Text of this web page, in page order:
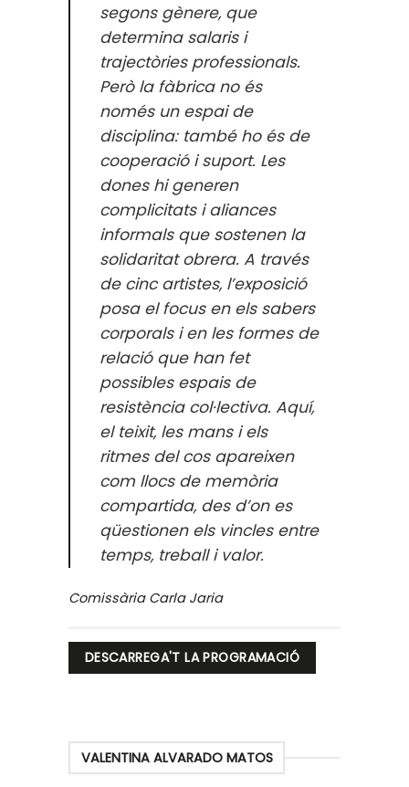
segons gènere, que
determina salaris i
trajectòries professionals.
Però la fàbrica no és
només un espai de
disciplina: també ho és de
cooperació i suport. Les
dones hi generen
complicitats i aliances
informals que sostenen la
solidaritat obrera. A través
de cinc artistes, l’exposició
posa el focus en els sabers
corporals i en les formes de
relació que han fet
possibles espais de
resistència col·lectiva. Aquí,
el teixit, les mans i els
ritmes del cos apareixen
com llocs de memòria
compartida, des d’on es
qüestionen els vincles entre
temps, treball i valor.
Comissària Carla Jaria
DESCARREGA'T LA PROGRAMACIÓ
VALENTINA ALVARADO MATOS